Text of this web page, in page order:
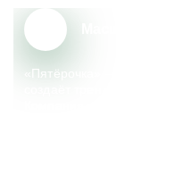
«Пятёрочка» – крупный